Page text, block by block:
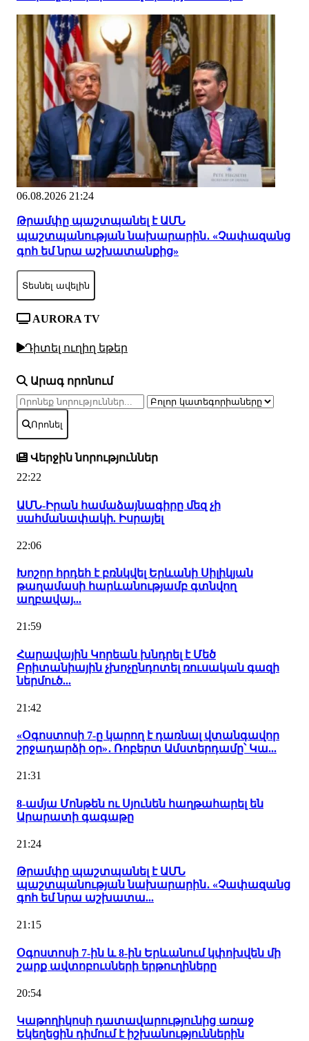
06.08.2026 21:24
Թրամփը պաշտպանել է ԱՄՆ
պաշտպանության նախարարին․ «Չափազանց
գոհ եմ նրա աշխատանքից»
Տեսնել ավելին
AURORA TV
Դիտել ուղիղ եթեր
Արագ որոնում
Որոնել
Վերջին նորություններ
22:22
ԱՄՆ-Իրան համաձայնագիրը մեզ չի
սահմանափակի. Իսրայել
22:06
Խոշոր հրդեհ է բռնկվել Երևանի Սիլիկյան
թաղամասի հարևանությամբ գտնվող
աղբավայ...
21:59
Հարավային Կորեան խնդրել է Մեծ
Բրիտանիային չխոչընդոտել ռուսական գազի
ներմուծ...
21:42
«Օգոստոսի 7-ը կարող է դառնալ վտանգավոր
շրջադարձի օր»․ Ռոբերտ Ամստերդամը՝ Կա...
21:31
8-ամյա Մոնթեն ու Սյունեն հաղթահարել են
Արարատի գագաթը
21:24
Թրամփը պաշտպանել է ԱՄՆ
պաշտպանության նախարարին․ «Չափազանց
գոհ եմ նրա աշխատա...
21:15
Օգոստոսի 7-ին և 8-ին Երևանում կփոխվեն մի
շարք ավտոբուսների երթուղիները
20:54
Կաթողիկոսի դատավարությունից առաջ
Եկեղեցին դիմում է իշխանություններին